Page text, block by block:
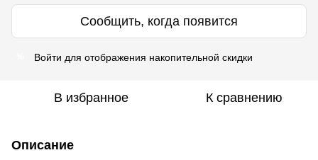
Сообщить, когда появится
Войти для отображения накопительной скидки
В избранное К сравнению
Описание